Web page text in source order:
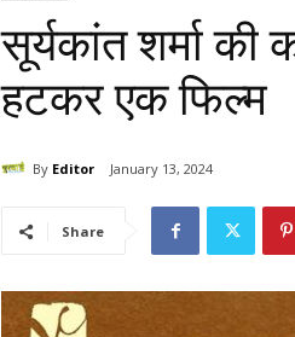
सूर्यकांत शर्मा
हटकर एक फिल्म
By Editor January 13, 2024
Share